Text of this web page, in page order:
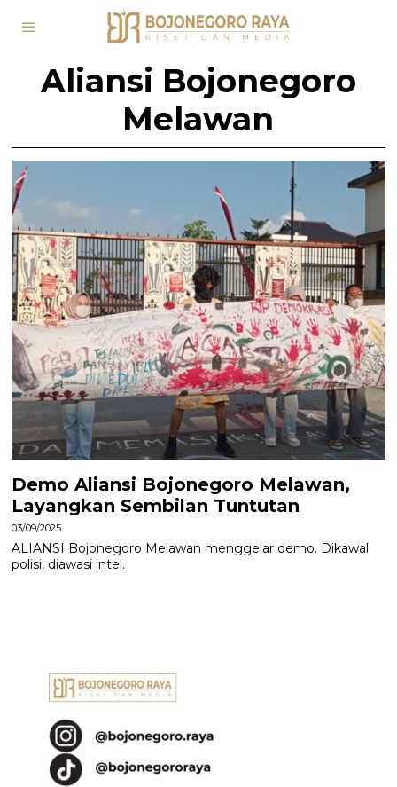
Aliansi Bojonegoro
Melawan
Demo Aliansi Bojonegoro Melawan,
Layangkan Sembilan Tuntutan
03/09/2025
ALIANSI Bojonegoro Melawan menggelar demo. Dikawal
polisi, diawasi intel.